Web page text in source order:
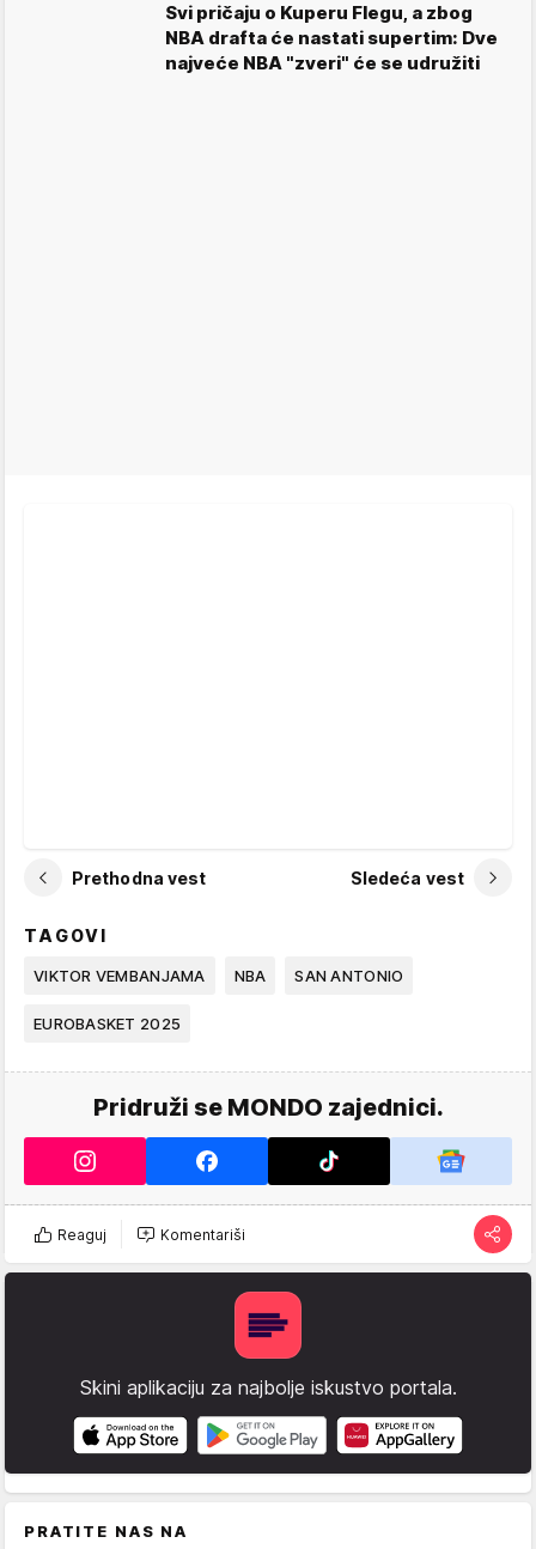
Svi pričaju o Kuperu Flegu, a zbog
NBA drafta će nastati supertim: Dve
najveće NBA "zveri" će se udružiti
Prethodna vest Sledeća vest
TAGOVI
VIKTOR VEMBANJAMA NBA SAN ANTONIO
EUROBASKET 2025
Pridruži se MONDO zajednici.
Reaguj Komentariši
Skini aplikaciju za najbolje iskustvo portala.
PRATITE NAS NA